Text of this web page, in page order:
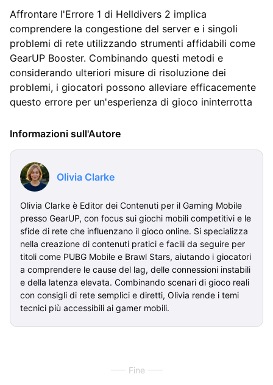
Affrontare l'Errore 1 di Helldivers 2 implica
comprendere la congestione del server e i singoli
problemi di rete utilizzando strumenti affidabili come
GearUP Booster. Combinando questi metodi e
considerando ulteriori misure di risoluzione dei
problemi, i giocatori possono alleviare efficacemente
questo errore per un'esperienza di gioco ininterrotta
Informazioni sull'Autore
Olivia Clarke
Olivia Clarke è Editor dei Contenuti per il Gaming Mobile
presso GearUP, con focus sui giochi mobili competitivi e le
sfide di rete che influenzano il gioco online. Si specializza
nella creazione di contenuti pratici e facili da seguire per
titoli come PUBG Mobile e Brawl Stars, aiutando i giocatori
a comprendere le cause del lag, delle connessioni instabili
e della latenza elevata. Combinando scenari di gioco reali
con consigli di rete semplici e diretti, Olivia rende i temi
tecnici più accessibili ai gamer mobili.
Fine